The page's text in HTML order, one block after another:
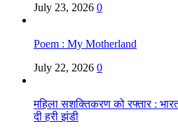
July 23, 2026 0
Poem : My Motherland
July 22, 2026 0
महिला सशक्तिकरण को रफ्तार :
दी हरी झंडी